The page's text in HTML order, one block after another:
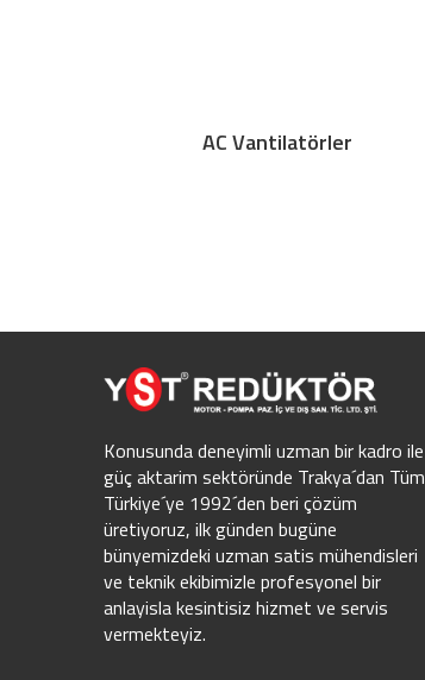
AC Vantilatörler
Konusunda deneyimli uzman bir kadro ile
güç aktarim sektöründe Trakya´dan Tüm
Türkiye´ye 1992´den beri çözüm
üretiyoruz, ilk günden bugüne
bünyemizdeki uzman satis mühendisleri
ve teknik ekibimizle profesyonel bir
anlayisla kesintisiz hizmet ve servis
vermekteyiz.